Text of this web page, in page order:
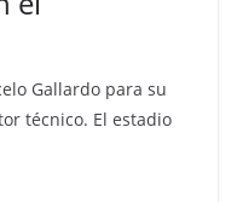
Gallardo para su
técnico. El estadio